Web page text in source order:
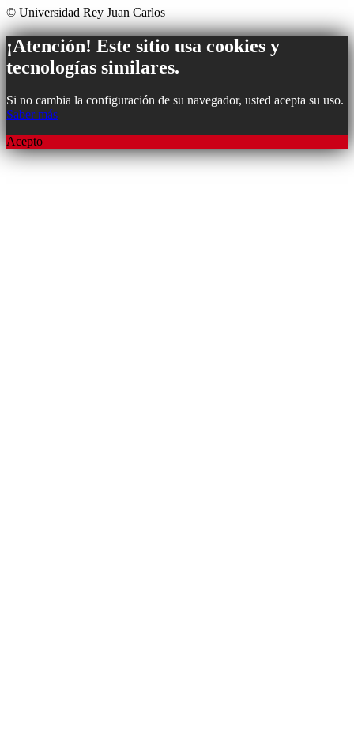
© Universidad Rey Juan Carlos
¡Atención! Este sitio usa cookies y
tecnologías similares.
Si no cambia la configuración de su navegador, usted acepta su uso.
Saber más
Acepto